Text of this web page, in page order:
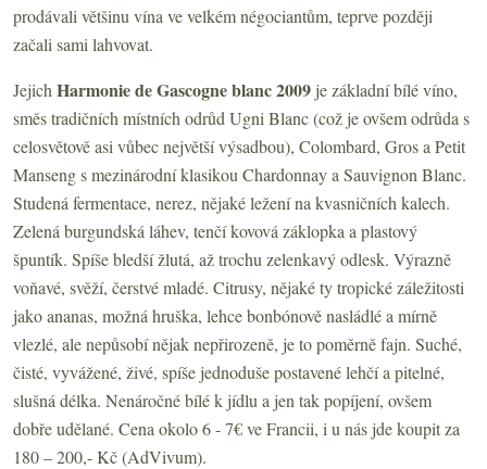
prodávali většinu vína ve velkém négociantům, teprve později
začali sami lahvovat.
Jejich Harmonie de Gascogne blanc 2009 je základní bílé víno,
směs tradičních místních odrůd Ugni Blanc (což je ovšem odrůda s
celosvětově asi vůbec největší výsadbou), Colombard, Gros a Petit
Manseng s mezinárodní klasikou Chardonnay a Sauvignon Blanc.
Studená fermentace, nerez, nějaké ležení na kvasničních kalech.
Zelená burgundská láhev, tenčí kovová záklopka a plastový
špuntík. Spíše bledší žlutá, až trochu zelenkavý odlesk. Výrazně
voňavé, svěží, čerstvé mladé. Citrusy, nějaké ty tropické záležitosti
jako ananas, možná hruška, lehce bonbónově nasládlé a mírně
vlezlé, ale nepůsobí nějak nepřirozeně, je to poměrně fajn. Suché,
čisté, vyvážené, živé, spíše jednoduše postavené lehčí a pitelné,
slušná délka. Nenáročné bílé k jídlu a jen tak popíjení, ovšem
dobře udělané. Cena okolo 6 - 7€ ve Francii, i u nás jde koupit za
180 – 200,- Kč (AdVivum).